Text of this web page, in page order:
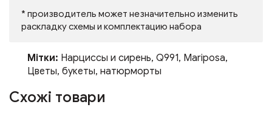
* производитель может незначительно изменить
раскладку схемы и комплектацию набора
Мітки: Нарциссы и сирень, Q991, Mariposa,
Цветы, букеты, натюрморты
Схожі товари